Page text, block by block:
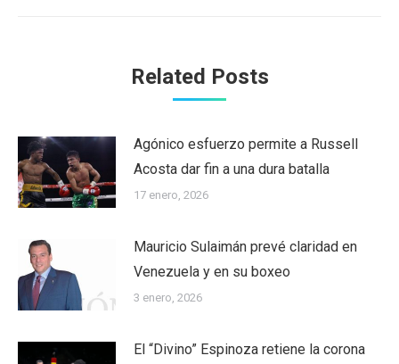
Related Posts
Agónico esfuerzo permite a Russell
Acosta dar fin a una dura batalla
17 enero, 2026
Mauricio Sulaimán prevé claridad en
Venezuela y en su boxeo
3 enero, 2026
El “Divino” Espinoza retiene la corona